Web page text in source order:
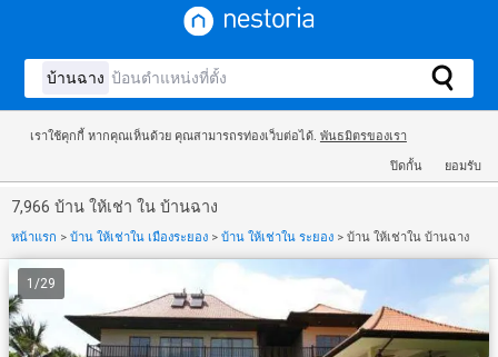
เราใช้คุกกี้ หากคุณเห็นด้วย คุณสามารถรท่องเว็บต่อได้. พันธมิตรของเรา
ปิดกั้น ยอมรับ
7,966 บ้าน ให้เช่า ใน บ้านฉาง
หน้าแรก > บ้าน ให้เช่าใน เมืองระยอง > บ้าน ให้เช่าใน ระยอง > บ้าน ให้เช่าใน บ้านฉาง
1 /29